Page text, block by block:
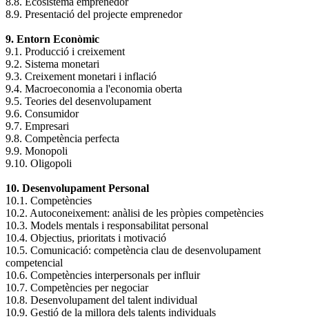
8.9. Presentació del projecte emprenedor
9. Entorn Econòmic
9.1. Producció i creixement
9.2. Sistema monetari
9.3. Creixement monetari i inflació
9.4. Macroeconomia a l'economia oberta
9.5. Teories del desenvolupament
9.6. Consumidor
9.7. Empresari
9.8. Competència perfecta
9.9. Monopoli
9.10. Oligopoli
10. Desenvolupament Personal
10.1. Competències
10.2. Autoconeixement: anàlisi de les pròpies competències
10.3. Models mentals i responsabilitat personal
10.4. Objectius, prioritats i motivació
10.5. Comunicació: competència clau de desenvolupament
competencial
10.6. Competències interpersonals per influir
10.7. Competències per negociar
10.8. Desenvolupament del talent individual
10.9. Gestió de la millora dels talents individuals